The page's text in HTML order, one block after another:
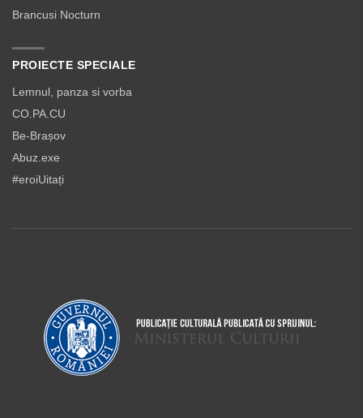
Brancusi Nocturn
PROIECTE SPECIALE
Lemnul, panza si vorba
CO.PA.CU
Be-Brașov
Abuz.exe
#eroiUitați